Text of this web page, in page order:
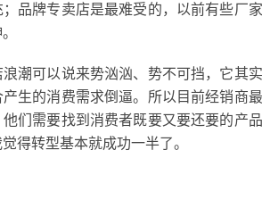
；品牌专卖店是最难受的，以前有些厂
潮可以说来势汹汹、势不可挡，它其
产生的消费需求倒逼。所以目前经销商
他们需要找到消费者既要又要还要的产
得转型基本就成功一半了。